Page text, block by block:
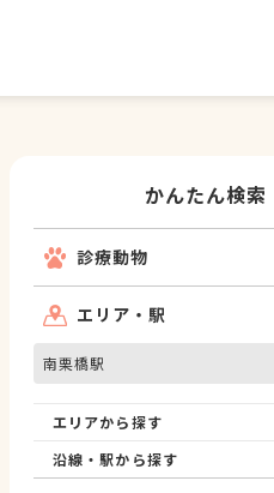
かんたん検索
診療動物
エリア・駅
南栗橋駅
エリアから探す
沿線・駅から探す